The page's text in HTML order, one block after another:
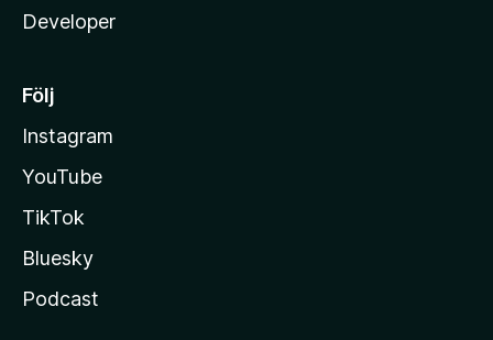
Developer
Följ
Instagram
YouTube
TikTok
Bluesky
Podcast